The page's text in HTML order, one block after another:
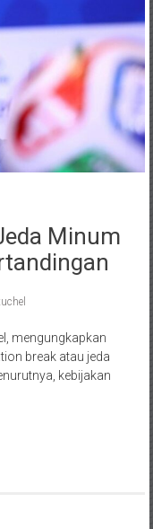
Minum
mengungkapkan
break atau jeda
kebijakan